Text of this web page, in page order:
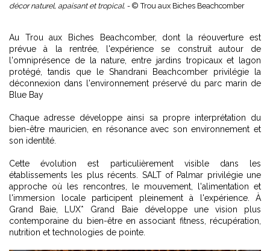
décor naturel, apaisant et tropical. - © Trou aux Biches Beachcomber
Au Trou aux Biches Beachcomber, dont la réouverture est
prévue à la rentrée, l'expérience se construit autour de
l'omniprésence de la nature, entre jardins tropicaux et lagon
protégé, tandis que le Shandrani Beachcomber privilégie la
déconnexion dans l'environnement préservé du parc marin de
Blue Bay
Chaque adresse développe ainsi sa propre interprétation du
bien-être mauricien, en résonance avec son environnement et
son identité.
Cette évolution est particulièrement visible dans les
établissements les plus récents. SALT of Palmar privilégie une
approche où les rencontres, le mouvement, l'alimentation et
l'immersion locale participent pleinement à l'expérience. À
Grand Baie, LUX* Grand Baie développe une vision plus
contemporaine du bien-être en associant fitness, récupération,
nutrition et technologies de pointe.